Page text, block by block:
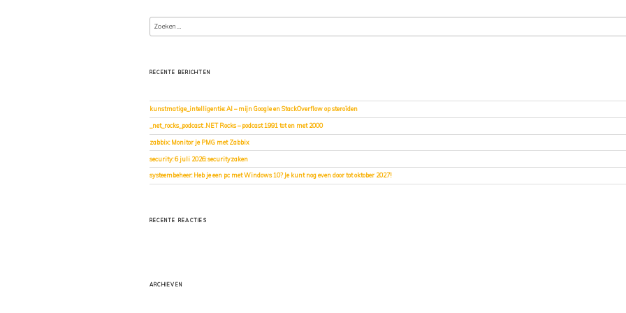
naar:
RECENTE BERICHTEN
kunstmatige_intelligentie: AI – mijn Google en StackOverflow op steroïden
_net_rocks_podcast: .NET Rocks – podcast 1991 tot en met 2000
zabbix: Monitor je PMG met Zabbix
security: 6 juli 2026: securityzaken
systeembeheer: Heb je een pc met Windows 10? Je kunt nog even door tot oktober 2027!
RECENTE REACTIES
ARCHIEVEN